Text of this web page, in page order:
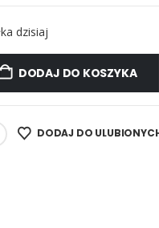
dzisiaj
DODAJ DO KOSZYKA
DODAJ DO